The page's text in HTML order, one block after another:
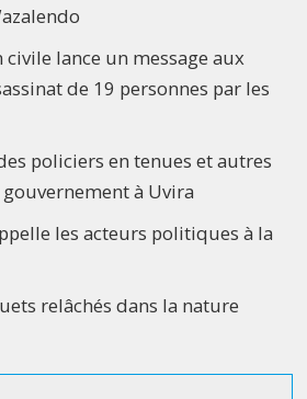
lance un message aux
de 19 personnes par les
policiers en tenues et autres
à Uvira
les acteurs politiques à la
relâchés dans la nature